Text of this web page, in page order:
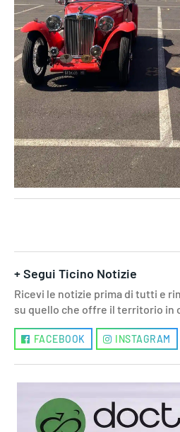
+ Segui Ticino Notizie
Ricevi le notizie prima di tutti e
su quello che offre il territorio in
FACEBOOK INSTAGRAM